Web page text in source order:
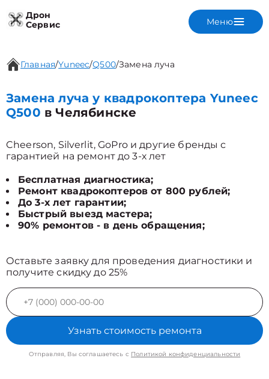
Дрон
Сервис
Меню
Главная/Yuneec/Q500/Замена луча
Замена луча у квадрокоптера Yuneec
Q500 в Челябинске
Cheerson, Silverlit, GoPro и другие бренды с
гарантией на ремонт до 3-х лет
Бесплатная диагностика;
Ремонт квадрокоптеров от 800 рублей;
До 3-х лет гарантии;
Быстрый выезд мастера;
90% ремонтов - в день обращения;
Оставьте заявку для проведения диагностики и
получите скидку до 25%
Узнать стоимость ремонта
Отправляя, Вы соглашаетесь с Политикой конфиденциальности